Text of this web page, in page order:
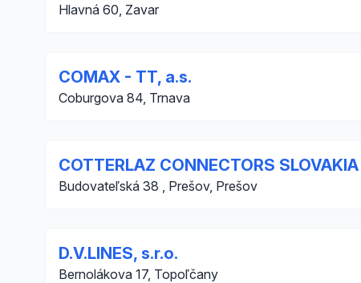
Hlavná 60, Zavar
COMAX - TT, a.s.
Coburgova 84, Trnava
COTTERLAZ CONNECTORS SLOVAKIA
Budovateľská 38 , Prešov, Prešov
D.V.LINES, s.r.o.
Bernolákova 17, Topoľčany